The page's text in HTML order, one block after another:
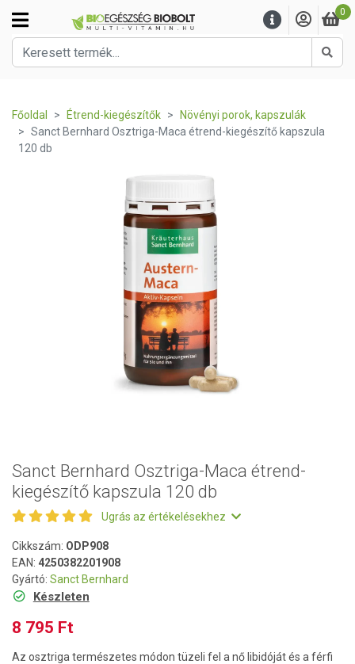
0
Főoldal Étrend-kiegészítők
Növényi porok, kapszulák
Sanct Bernhard Osztriga-Maca étrend-kiegészítő kapszula
120 db
Sanct Bernhard Osztriga-Maca étrend-
kiegészítő kapszula 120 db
Ugrás az értékelésekhez
Cikkszám: ODP908
EAN: 4250382201908
Gyártó: Sanct Bernhard
Készleten
8 795 Ft
Az osztriga természetes módon tüzeli fel a nő libidóját és a férfi